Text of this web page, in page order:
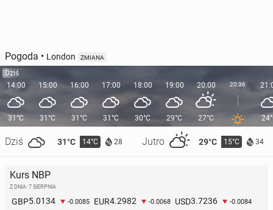
Pogoda • London ZMIANA
Dziś
14:00
31°C
Dziś 31°C 14°C 28 Jutro 29°C 15°C 34
15:00
31°C
16:00
31°C
17:00
31°C
18:00
30°C
19:00
29°C
20:00
27°C
20:36
Kurs NBP
Z DNIA: 7 SIERPNIA
GBP5.0134 -0.0085 EUR4.2982 -0.0068 USD3.7236 -0.0084